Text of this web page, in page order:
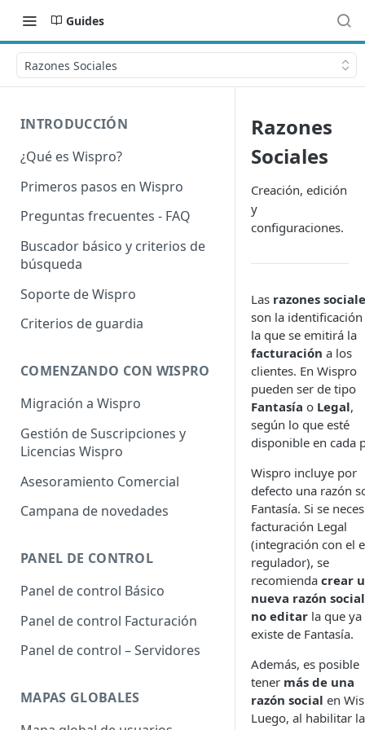
Guides
Razones Sociales
INTRODUCCIÓN
¿Qué es Wispro?
Primeros pasos en Wispro
Preguntas frecuentes - FAQ
Buscador básico y criterios de
búsqueda
Soporte de Wispro
Criterios de guardia
COMENZANDO CON WISPRO
Migración a Wispro
Gestión de Suscripciones y
Licencias Wispro
Asesoramiento Comercial
Campana de novedades
PANEL DE CONTROL
Panel de control Básico
Panel de control Facturación
Panel de control – Servidores
MAPAS GLOBALES
Razones
Sociales
Creación, edición
y
configuraciones.
Las razones
son la
la que se emitirá la
facturación a los
clientes. En Wispro
pueden ser de tipo
Fantasía o Legal,
según lo que esté
disponible en cada
Wispro incluye por
defecto una razón
Fantasía. Si se
facturación Legal
(integración con el
regulador), se
recomienda crear
nueva razón social
no editar la que ya
existe de Fantasía.
Además, es posible
tener más de una
razón social en
Luego, al habilitar la